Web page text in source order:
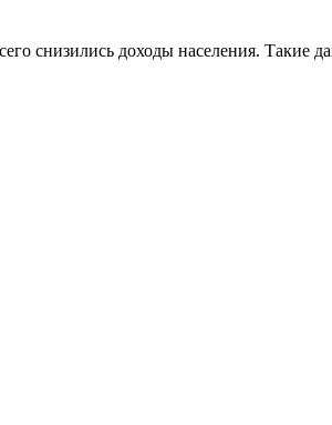
снизились доходы населения. Такие